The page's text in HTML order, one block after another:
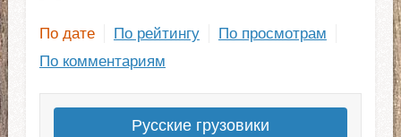
По дате По рейтингу
По просмотрам
По комментариям
Русские грузовики